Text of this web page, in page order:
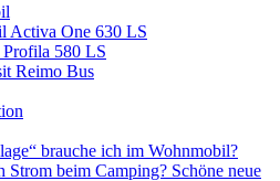
Activa One 630 LS
580 LS
Reimo Bus
brauche ich im Wohnmobil?
Strom beim Camping? Schöne neue